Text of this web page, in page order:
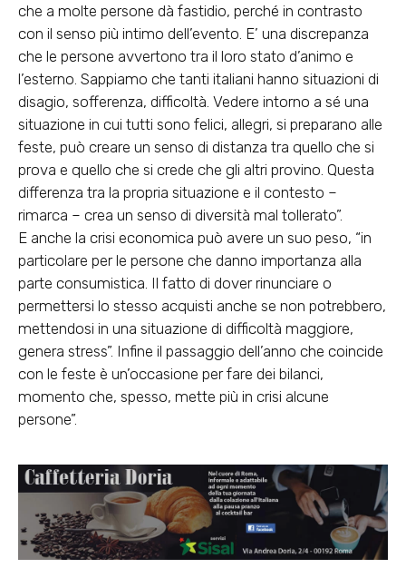
che a molte persone dà fastidio, perché in contrasto
con il senso più intimo dell’evento. E’ una discrepanza
che le persone avvertono tra il loro stato d’animo e
l’esterno. Sappiamo che tanti italiani hanno situazioni di
disagio, sofferenza, difficoltà. Vedere intorno a sé una
situazione in cui tutti sono felici, allegri, si preparano alle
feste, può creare un senso di distanza tra quello che si
prova e quello che si crede che gli altri provino. Questa
differenza tra la propria situazione e il contesto –
rimarca – crea un senso di diversità mal tollerato”.
E anche la crisi economica può avere un suo peso, “in
particolare per le persone che danno importanza alla
parte consumistica. Il fatto di dover rinunciare o
permettersi lo stesso acquisti anche se non potrebbero,
mettendosi in una situazione di difficoltà maggiore,
genera stress”. Infine il passaggio dell’anno che coincide
con le feste è un’occasione per fare dei bilanci,
momento che, spesso, mette più in crisi alcune
persone”.